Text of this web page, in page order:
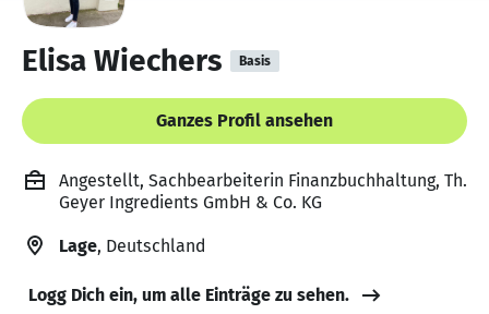
Elisa Wiechers Basis
Ganzes Profil ansehen
Angestellt, Sachbearbeiterin Finanzbuchhaltung, Th.
Geyer Ingredients GmbH & Co. KG
Lage, Deutschland
Logg Dich ein, um alle Einträge zu sehen.